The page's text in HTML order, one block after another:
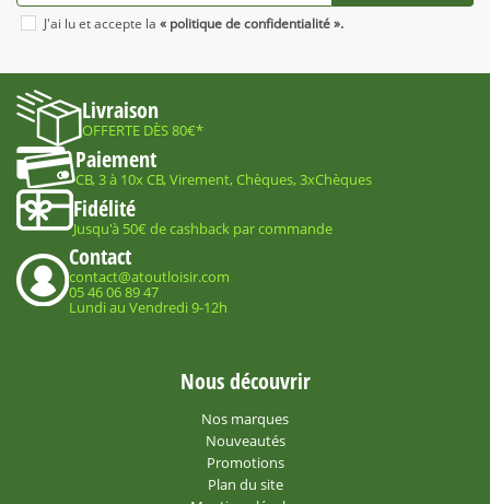
J'ai lu et accepte la « politique de confidentialité ».
Livraison
OFFERTE DÈS 80€*
Paiement
CB, 3 à 10x CB, Virement, Chèques, 3xChèques
Fidélité
Jusqu'à 50€ de cashback par commande
Contact
contact@atoutloisir.com
05 46 06 89 47
Lundi au Vendredi 9-12h
Nous découvrir
Nos marques
Nouveautés
Promotions
Plan du site